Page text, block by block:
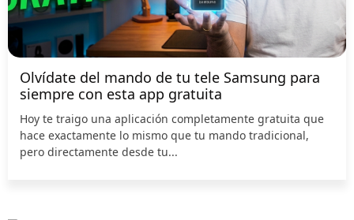
Olvídate del mando de tu tele Samsung para
siempre con esta app gratuita
Hoy te traigo una aplicación completamente gratuita que
hace exactamente lo mismo que tu mando tradicional,
pero directamente desde tu...